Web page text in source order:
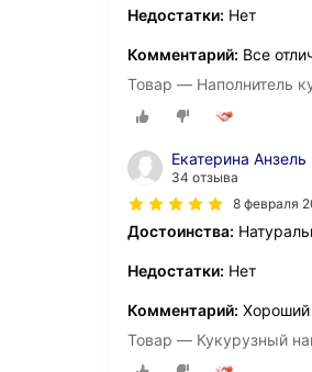
Недостатки: Нет
Комментарий: Все
Товар — Наполнитель
Екатерина Анзель
34 отзыва
8 февраля
Достоинства:
Недостатки: Нет
Комментарий: Хороший
Товар — Кукурузный